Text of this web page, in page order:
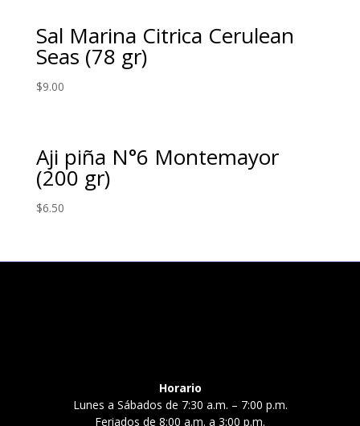
Sal Marina Citrica Cerulean
Seas (78 gr)
$9.00
Aji piña N°6 Montemayor
(200 gr)
$6.50
Horario
Lunes a Sábados de 7:30 a.m. – 7:00 p.m.
Feriados de 8:00 a.m. a 3:00 p.m.